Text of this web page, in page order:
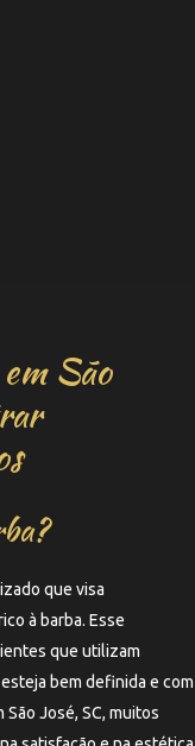
São
que visa
à barba. Esse
que utilizam
bem definida e com
José, SC, muitos